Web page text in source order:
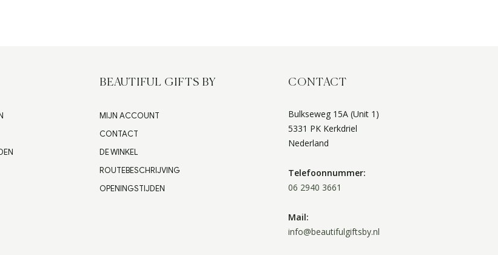
BEAUTIFUL GIFTS BY
MIJN ACCOUNT
CONTACT
DE WINKEL
ROUTEBESCHRIJVING
OPENINGSTIJDEN
CONTACT
Bulkseweg 15A (Unit 1)
5331 PK Kerkdriel
Nederland
Telefoonnummer:
06 2940 3661
Mail:
info@beautifulgiftsby.nl